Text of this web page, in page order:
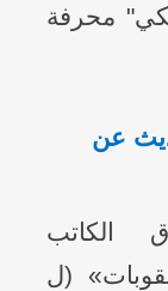
محرفة
عن
الكاتب
(ل